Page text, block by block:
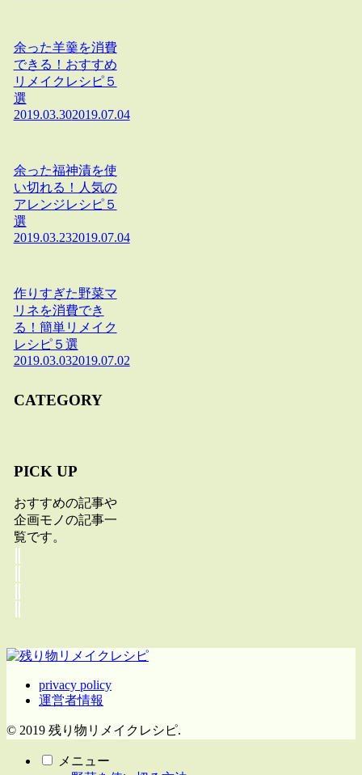
余った羊羹を消費
できる！おすすめ
リメイクレシピ５
選
2019.03.302019.07.04
余った福神漬を使
い切れる！人気の
アレンジレシピ５
選
2019.03.232019.07.04
作りすぎた野菜マ
リネを消費でき
る！簡単リメイク
レシピ５選
2019.03.032019.07.02
CATEGORY
PICK UP
おすすめの記事や
企画モノの記事一
覧です。
privacy policy
運営者情報
© 2019 残り物リメイクレシピ.
メニュー